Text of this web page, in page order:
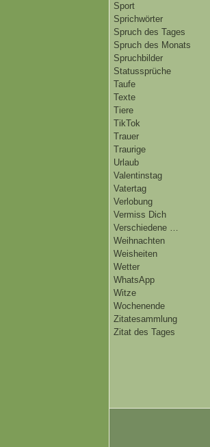
Sport
Sprichwörter
Spruch des Tages
Spruch des Monats
Spruchbilder
Statussprüche
Taufe
Texte
Tiere
TikTok
Trauer
Traurige
Urlaub
Valentinstag
Vatertag
Verlobung
Vermiss Dich
Verschiedene …
Weihnachten
Weisheiten
Wetter
WhatsApp
Witze
Wochenende
Zitatesammlung
Zitat des Tages